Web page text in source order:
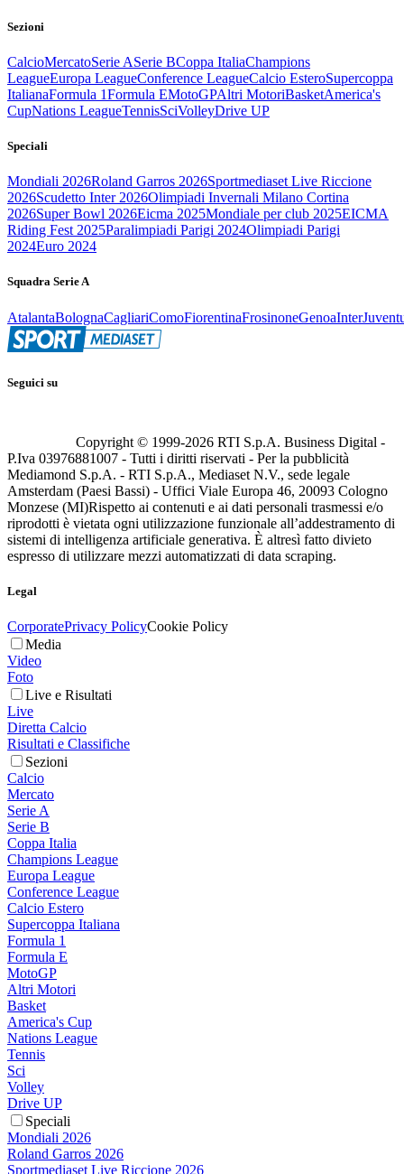
Sezioni
CalcioMercatoSerie ASerie BCoppa ItaliaChampions
LeagueEuropa LeagueConference LeagueCalcio EsteroSupercoppa
ItalianaFormula 1Formula EMotoGPAltri MotoriBasketAmerica's
CupNations LeagueTennisSciVolleyDrive UP
Speciali
Mondiali 2026Roland Garros 2026Sportmediaset Live Riccione
2026Scudetto Inter 2026Olimpiadi Invernali Milano Cortina
2026Super Bowl 2026Eicma 2025Mondiale per club 2025EICMA
Riding Fest 2025Paralimpiadi Parigi 2024Olimpiadi Parigi
2024Euro 2024
Squadra Serie A
AtalantaBolognaCagliariComoFiorentinaFrosinoneGenoaInter
Seguici su
Copyright © 1999-2026 RTI S.p.A. Business Digital -
P.Iva 03976881007 - Tutti i diritti riservati - Per la pubblicità
Mediamond S.p.A. - RTI S.p.A., Mediaset N.V., sede legale
Amsterdam (Paesi Bassi) - Uffici Viale Europa 46, 20093 Cologno
Monzese (MI)Rispetto ai contenuti e ai dati personali trasmessi e/o
riprodotti è vietata ogni utilizzazione funzionale all’addestramento di
sistemi di intelligenza artificiale generativa. È altresì fatto divieto
espresso di utilizzare mezzi automatizzati di data scraping.
Legal
CorporatePrivacy PolicyCookie Policy
Media
Video
Foto
Live e Risultati
Live
Diretta Calcio
Risultati e Classifiche
Sezioni
Calcio
Mercato
Serie A
Serie B
Coppa Italia
Champions League
Europa League
Conference League
Calcio Estero
Supercoppa Italiana
Formula 1
Formula E
MotoGP
Altri Motori
Basket
America's Cup
Nations League
Tennis
Sci
Volley
Drive UP
Speciali
Mondiali 2026
Roland Garros 2026
Sportmediaset Live Riccione 2026